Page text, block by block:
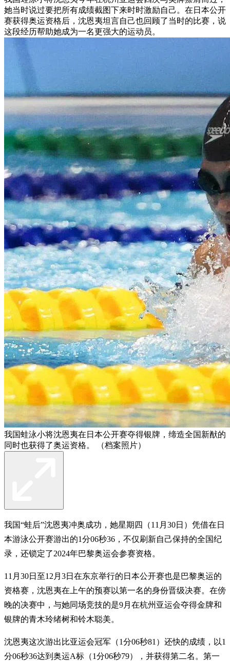
她当时说过要把所有成绩截图下来时时激励自己。在日本公开
赛获得奥运资格后，沈恩夷坦言自己也回顾了当时的比赛，说
这段经历帮助她成为一名更强大的运动员。
我国蛙泳小将沈恩夷在日本公开赛夺得银牌，缔造全国新猷的
同时也获得了奥运资格。 （档案照片）
我国“蛙后”沈恩夷冲奥成功，她星期四（11月30日）凭借在日
本游泳公开赛游出的1分06秒36，不仅刷新自己保持的全国纪
录，还锁定了2024年巴黎奥运会参赛资格。
11月30日至12月3日在东京举行的日本公开赛也是巴黎奥运的
资格赛，沈恩夷在上午的预赛以第一名的身份晋级决赛。在傍
晚的决赛中，与她同场竞技的是9月在杭州亚运会夺得金牌和
银牌的青木玲绪树和铃木聪美。
沈恩夷这次游出比亚运会冠军（1分06秒81）还快的成绩，以1
分06秒36达到奥运A标（1分06秒79），并获得第二名。第一